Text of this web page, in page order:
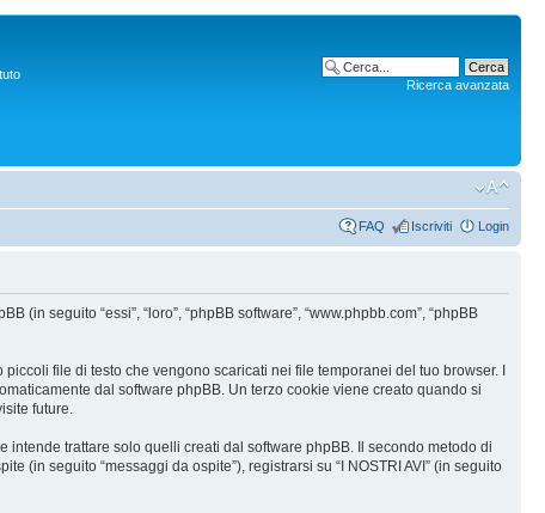
Ricerca avanzata
FAQ Iscriviti Login
(in seguito “essi”, “loro”, “phpBB software”, “www.phpbb.com”, “phpBB
file di testo che vengono scaricati nei file temporanei del tuo browser. I
dal software phpBB. Un terzo cookie viene creato quando si
future.
intende trattare solo quelli creati dal software phpBB. Il secondo metodo di
(in seguito “messaggi da ospite”), registrarsi su “I NOSTRI AVI” (in seguito